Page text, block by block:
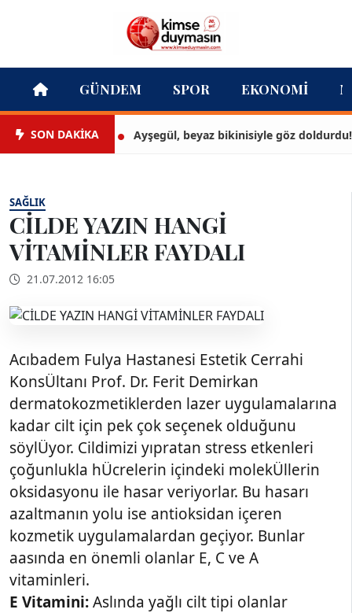
GÜNDEM SPOR EKONOMI
SON DAKİKA Ayşegül, beyaz bikinisiyle göz doldurdu!
SAĞLIK
CİLDE YAZIN HANGİ
VİTAMİNLER FAYDALI
21.07.2012 16:05
Acıbadem Fulya Hastanesi Estetik Cerrahi
KonsÜltanı Prof. Dr. Ferit Demirkan
dermatokozmetiklerden lazer uygulamalarına
kadar cilt için pek çok seçenek olduğunu
söylÜyor. Cildimizi yıpratan stress etkenleri
çoğunlukla hÜcrelerin içindeki molekÜllerin
oksidasyonu ile hasar veriyorlar. Bu hasarı
azaltmanın yolu ise antioksidan içeren
kozmetik uygulamalardan geçiyor. Bunlar
aasında en önemli olanlar E, C ve A
vitaminleri.
E Vitamini:Aslında yağlı cilt tipi olanlar